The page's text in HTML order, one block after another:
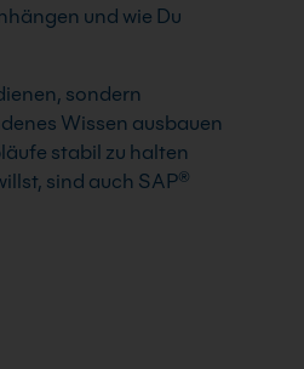
und wie Du
sondern
Wissen ausbauen
stabil zu halten
sind auch SAP®